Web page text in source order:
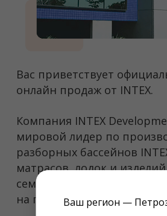
Ваш регион —
Вас приветствует
онлайн продаж от INTEX.
Компания INTEX
мировой лидер по
разборных бассейнов
матрасов, лодок и
семейного и активного
на природе, за городом